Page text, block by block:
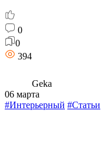
0
0
394
Geka
06 марта
#Интерьерный #Статьи